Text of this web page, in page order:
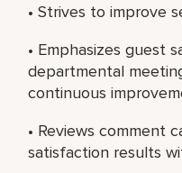
• Strives to improve
• Emphasizes guest
departmental
continuous
• Reviews comment
satisfaction results